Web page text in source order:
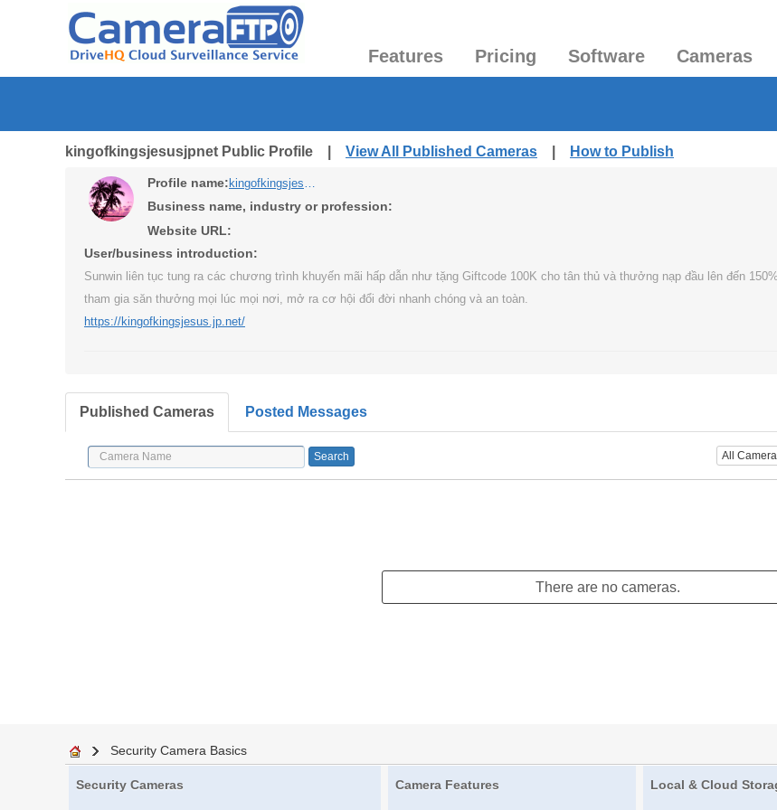
Features Pricing Software Cameras
kingofkingsjesusjpnet Public Profile | View All Published Cameras How to Publish
Profile name: kingofkingsjesusjpnet
Business name, industry or profession:
Website URL:
User/business introduction:
Sunwin liên tục tung ra các chương trình khuyến mãi hấp dẫn như tặng Giftcode 100K cho tân thủ và thưởng nạp đầu lên đến
tham gia săn thưởng mọi lúc mọi nơi, mở ra cơ hội đổi đời nhanh chóng và an toàn.
https://kingofkingsjesus.jp.net/
Published Cameras Posted Messages
All
There are no cameras.
Security Camera Basics
Security Cameras Camera Features Local & Cloud